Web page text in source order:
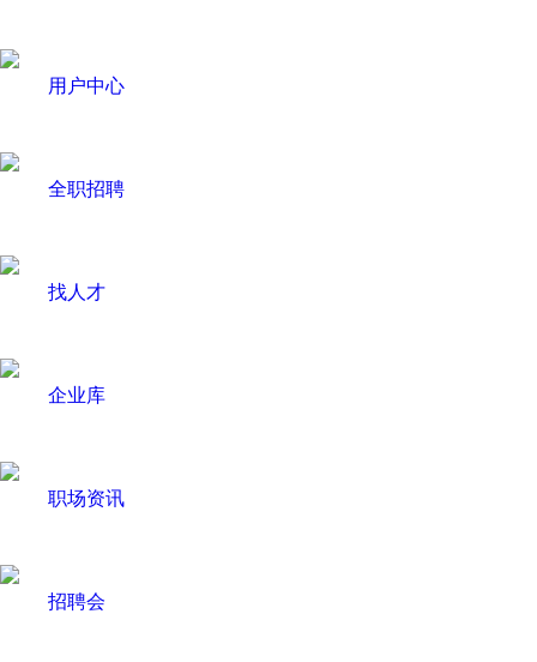
用户中心
全职招聘
找人才
企业库
职场资讯
招聘会